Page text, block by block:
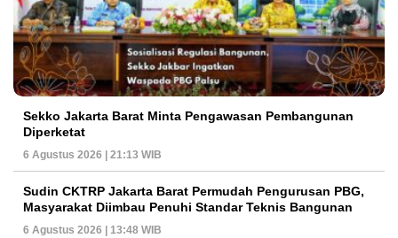
Sekko Jakarta Barat Minta Pengawasan Pembangunan
Diperketat
6 Agustus 2026 | 21:13 WIB
Sudin CKTRP Jakarta Barat Permudah Pengurusan PBG,
Masyarakat Diimbau Penuhi Standar Teknis Bangunan
6 Agustus 2026 | 13:48 WIB